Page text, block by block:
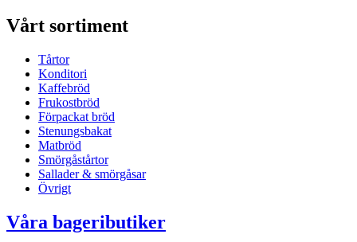
Vårt sortiment
Tårtor
Konditori
Kaffebröd
Frukostbröd
Förpackat bröd
Stenungsbakat
Matbröd
Smörgåstårtor
Sallader & smörgåsar
Övrigt
Våra bageributiker